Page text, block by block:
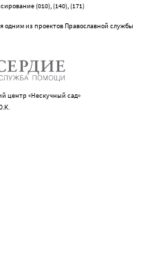
(010), (140), (171)
одним из проектов Православной службы
центр «Нескучный сад»